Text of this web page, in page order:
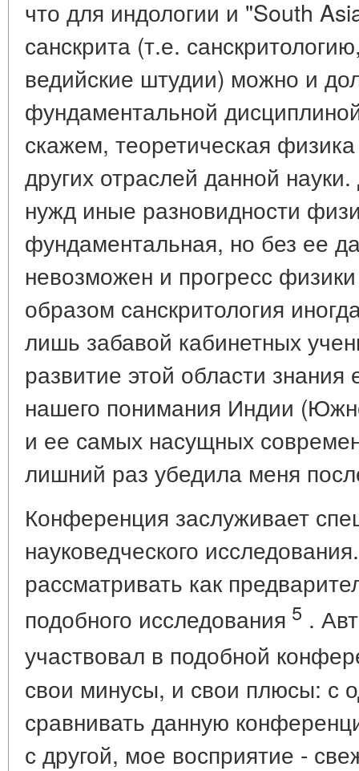
что для индологии и "South
санскрита (т.е.
ведийские штудии) можно и
фундаментальной
скажем, теоретическая
других отраслей данной
нужд иные разновидности
фундаментальная, но без ее
невозможен и прогресс
образом санскритология
лишь забавой кабинетных
развитие этой области
нашего понимания Индии
и ее самых насущных
лишний раз убедила меня
Конференция заслуживает
науковедческого
рассматривать как
подобного исследования 5 .
участвовал в подобной
свои минусы, и свои плюсы: с
сравнивать данную
с другой, мое восприятие -